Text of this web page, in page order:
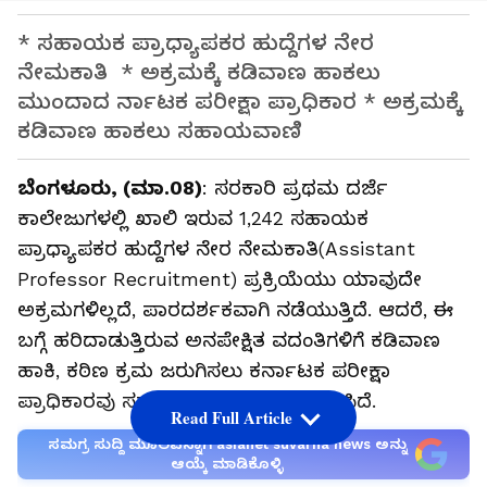
* ಸಹಾಯಕ ಪ್ರಾಧ್ಯಾಪಕರ ಹುದ್ದೆಗಳ ನೇರ
ನೇಮಕಾತಿ * ಅಕ್ರಮಕ್ಕೆ ಕಡಿವಾಣ ಹಾಕಲು
ಮುಂದಾದ ರ್ನಾಟಕ ಪರೀಕ್ಷಾ ಪ್ರಾಧಿಕಾರ * ಅಕ್ರಮಕ್ಕೆ
ಕಡಿವಾಣ ಹಾಕಲು ಸಹಾಯವಾಣಿ
ಬೆಂಗಳೂರು, (ಮಾ.08): ಸರಕಾರಿ ಪ್ರಥಮ ದರ್ಜೆ
ಕಾಲೇಜುಗಳಲ್ಲಿ ಖಾಲಿ ಇರುವ 1,242 ಸಹಾಯಕ
ಪ್ರಾಧ್ಯಾಪಕರ ಹುದ್ದೆಗಳ ನೇರ ನೇಮಕಾತಿ(Assistant
Professor Recruitment) ಪ್ರಕ್ರಿಯೆಯು ಯಾವುದೇ
ಅಕ್ರಮಗಳಿಲ್ಲದೆ, ಪಾರದರ್ಶಕವಾಗಿ ನಡೆಯುತ್ತಿದೆ. ಆದರೆ, ಈ
ಬಗ್ಗೆ ಹರಿದಾಡುತ್ತಿರುವ ಅನಪೇಕ್ಷಿತ ವದಂತಿಗಳಿಗೆ ಕಡಿವಾಣ
ಹಾಕಿ, ಕಠಿಣ ಕ್ರಮ ಜರುಗಿಸಲು ಕರ್ನಾಟಕ ಪರೀಕ್ಷಾ
ಪ್ರಾಧಿಕಾರವು ಸಹಾಯವಾಣಿಯನ್ನು ಆರಂಭಿಸಿದೆ.
ಸಮಗ್ರ ಸುದ್ದಿ ಮೂಲವನ್ನಾಗಿ asianet suvarna news ಅನ್ನು
ಆಯ್ಕೆ ಮಾಡಿಕೊಳ್ಳಿ
Read Full Article